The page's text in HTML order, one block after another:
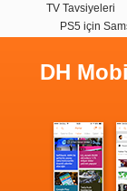
TV Tavsiyeleri
PS5 için
DH